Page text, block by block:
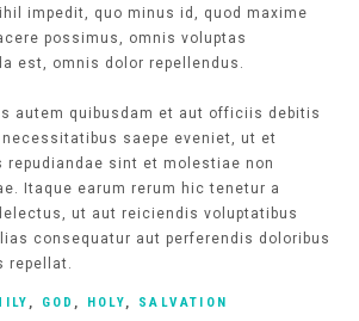
, GOD , HOLY, SALVATION
impedit, quo minus id, quod maxime
possimus, omnis voluptas
est, omnis dolor repellendus.
autem quibusdam et aut officiis debitis
necessitatibus saepe eveniet, ut et
repudiandae sint et molestiae non
Itaque earum rerum hic tenetur a
ut aut reiciendis voluptatibus
consequatur aut perferendis doloribus
repellat.